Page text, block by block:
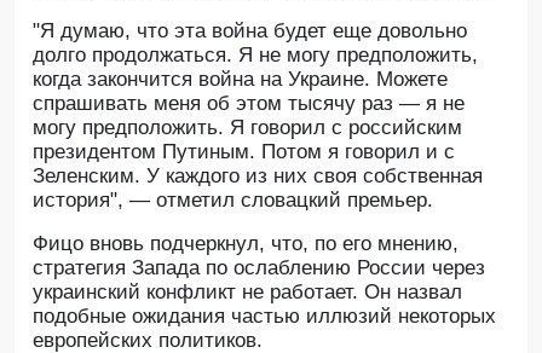
"Я думаю, что эта война будет еще довольно
долго продолжаться. Я не могу предположить,
когда закончится война на Украине. Можете
спрашивать меня об этом тысячу раз — я не
могу предположить. Я говорил с российским
президентом Путиным. Потом я говорил и с
Зеленским. У каждого из них своя собственная
история", — отметил словацкий премьер.
Фицо вновь подчеркнул, что, по его мнению,
стратегия Запада по ослаблению России через
украинский конфликт не работает. Он назвал
подобные ожидания частью иллюзий некоторых
европейских политиков.